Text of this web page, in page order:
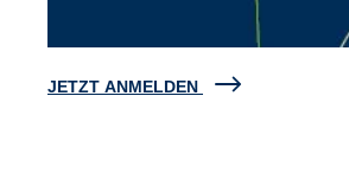
JETZT ANMELDEN